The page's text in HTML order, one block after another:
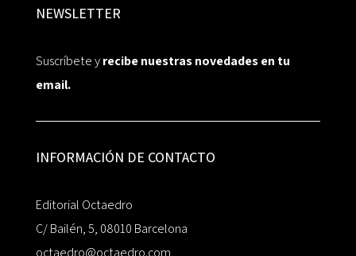
NEWSLETTER
Suscríbete yrecibe nuestras novedades en tu
email.
INFORMACIÓN DE CONTACTO
Editorial Octaedro
C/ Bailén, 5, 08010 Barcelona
octaedro@octaedro.com